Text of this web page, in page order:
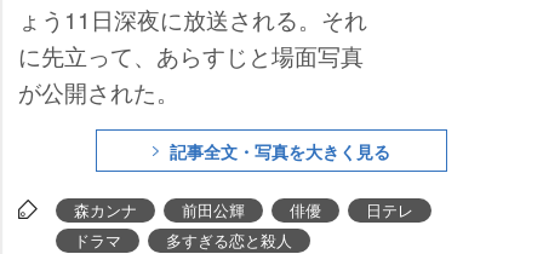
ょう11日深夜に放送される。それ
に先立って、あらすじと場面写真
が公開された。
記事全文・写真を大きく見る
森カンナ 前田公輝 俳優
日テレ
ドラマ
多すぎる恋と殺人